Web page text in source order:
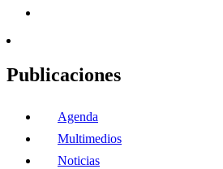
Publicaciones
Agenda
Multimedios
Noticias